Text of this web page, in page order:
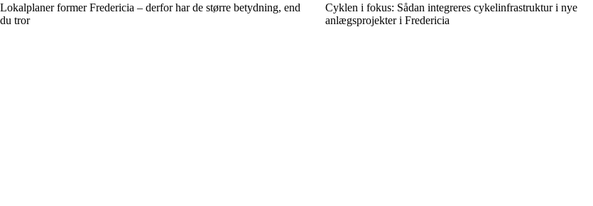
Lokalplaner former Fredericia – derfor har de større betydning, end
du tror
Cyklen i fokus: Sådan integreres cykelinfrastruktur i nye
anlægsprojekter i Fredericia